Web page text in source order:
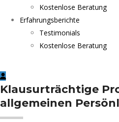
Kostenlose Beratung
Erfahrungsberichte
Testimonials
Kostenlose Beratung
Klausurträchtige
allgemeinen